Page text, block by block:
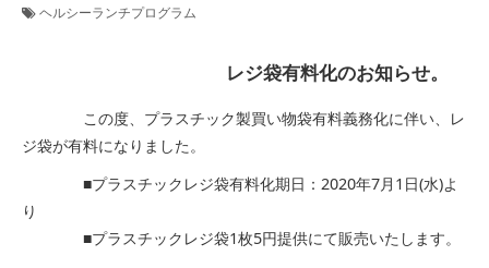
ヘルシーランチプログラム
レジ袋有料化のお知らせ。
この度、プラスチック製買い物袋有料義務化に伴い、レ
ジ袋が有料になりました。
■プラスチックレジ袋有料化期日：2020年7月1日(水)よ
り
■プラスチックレジ袋1枚5円提供にて販売いたします。